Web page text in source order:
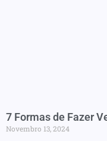
7 Formas de Fazer
Novembro 13, 2024